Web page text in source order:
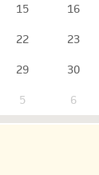
15
16
22
23
29
30
5 6